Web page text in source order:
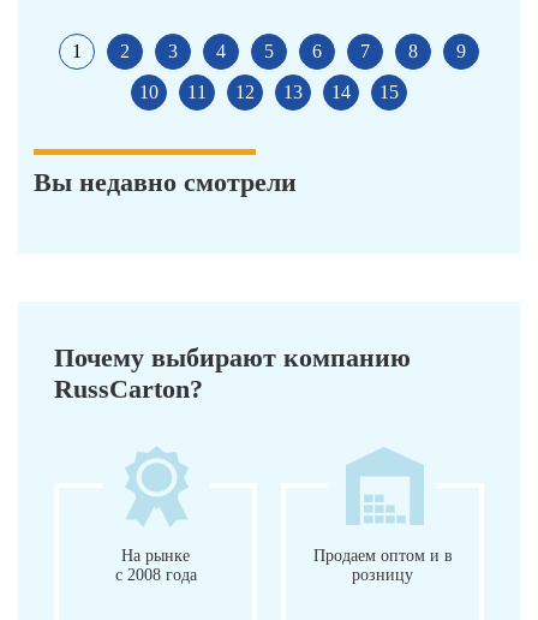
1 2 3 4 5 6 7 8
9
10
11 12 13 14 15
Вы недавно смотрели
Почему выбирают компанию
RussCarton?
На рынке
с 2008 года
Продаем оптом и в
розницу